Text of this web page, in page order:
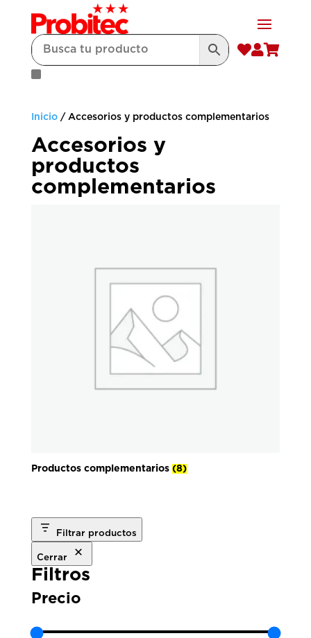

Inicio/ Accesorios y productos complementarios
Accesorios y
productos
complementarios
Productos complementarios (8)
Filtrar productos
Cerrar
Filtros
Precio